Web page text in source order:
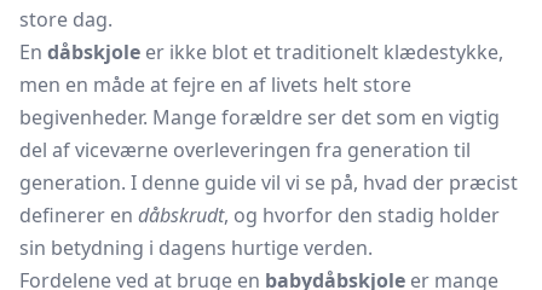
store dag.
En dåbskjole er ikke blot et traditionelt klædestykke,
men en måde at fejre en af livets helt store
begivenheder. Mange forældre ser det som en vigtig
del af viceværne overleveringen fra generation til
generation. I denne guide vil vi se på, hvad der præcist
definerer en dåbskrudt, og hvorfor den stadig holder
sin betydning i dagens hurtige verden.
Fordelene ved at bruge en babydåbskjole er mange